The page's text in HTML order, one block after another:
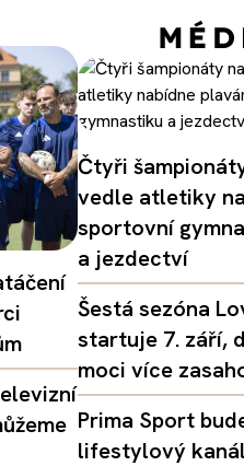
Čtyři
vedle atletiky
sportovní
a jezdectví
Šestá sezóna
startuje 7. září,
moci více
Prima Sport
lifestylový